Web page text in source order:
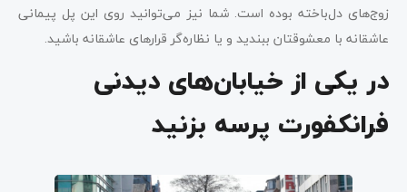
زوج‌های دل‌باخته بوده است. شما نیز می‌توانید روی این پل پیمانی
عاشقانه با معشوقتان ببندید و یا نظاره‌گر قرارهای عاشقانه باشید.
در یکی از خیابان‌های دیدنی
فرانکفورت پرسه بزنید